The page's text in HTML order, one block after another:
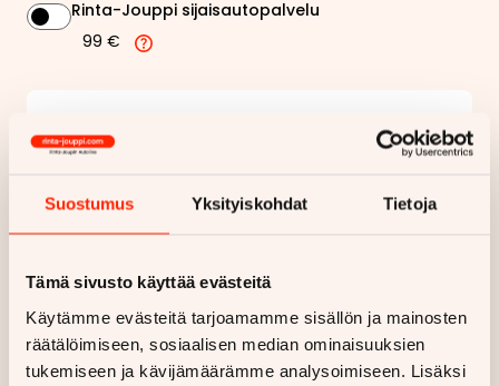
Suostumus Yksityiskohdat Tietoja
Tämä sivusto käyttää evästeitä
Käytämme evästeitä tarjoamamme sisällön ja mainosten
räätälöimiseen, sosiaalisen median ominaisuuksien
tukemiseen ja kävijämäärämme analysoimiseen. Lisäksi
Rinta-Jouppi sijaisautopalvelu
99 €
118,47 €
Näytähintaerittely
Haluan myös tarjouksen vakuutuksesta
Hae rahoitustarjous
Rahoituslaskelma on suuntaa antava ja edellyttää hyväksytyn
luottopäätöksen ja kaskovakuutuksen.